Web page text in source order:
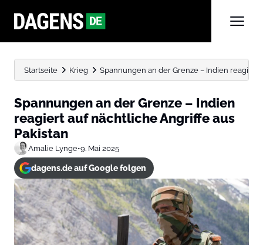
Startseite Krieg Spannungen an der Grenze – Indien reagiert
Spannungen an der Grenze – Indien
reagiert auf nächtliche Angriffe aus
Pakistan
Amalie Lynge•9. Mai 2025
dagens.de auf Google folgen